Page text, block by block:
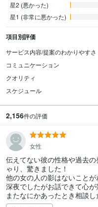
星2 (悪かった)
星1 (非常に悪かった)
項目別評価
サービス内容/提案のわかりやすさ
コミュニケーション
クオリティ
スケジュール
2,156件の評価
女性
伝えてない彼の性格や過去
ゃり、驚きました！
他の女の人の影はないことが
深夜でしたがお話できて心が
またなにかあったとき相談し